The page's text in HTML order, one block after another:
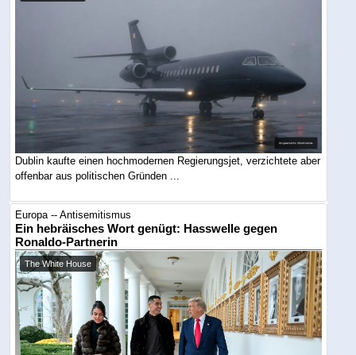
Dublin kaufte einen hochmodernen Regierungsjet, verzichtete aber
offenbar aus politischen Gründen ...
Europa -- Antisemitismus
Ein hebräisches Wort genügt: Hasswelle gegen
Ronaldo-Partnerin
The White House